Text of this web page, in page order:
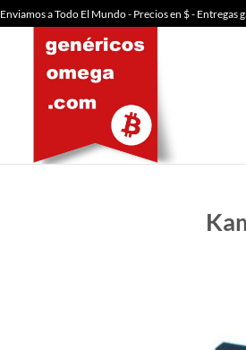
Enviamos a Todo El Mundo - Precios en $ -